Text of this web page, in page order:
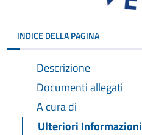
INDICE DELLA PAGINA
Descrizione
Documenti allegati
A cura di
Ulteriori Informazioni